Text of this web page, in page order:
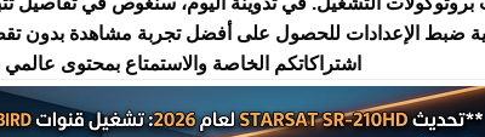
ضبط الإعدادات للحصول على أفضل تجربة مشاهدة بدون
اشتراكاتكم الخاصة والاستمتاع بمحتوى عالمي